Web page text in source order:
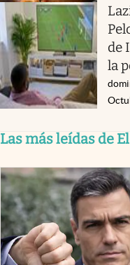
de
la
Las más leídas de